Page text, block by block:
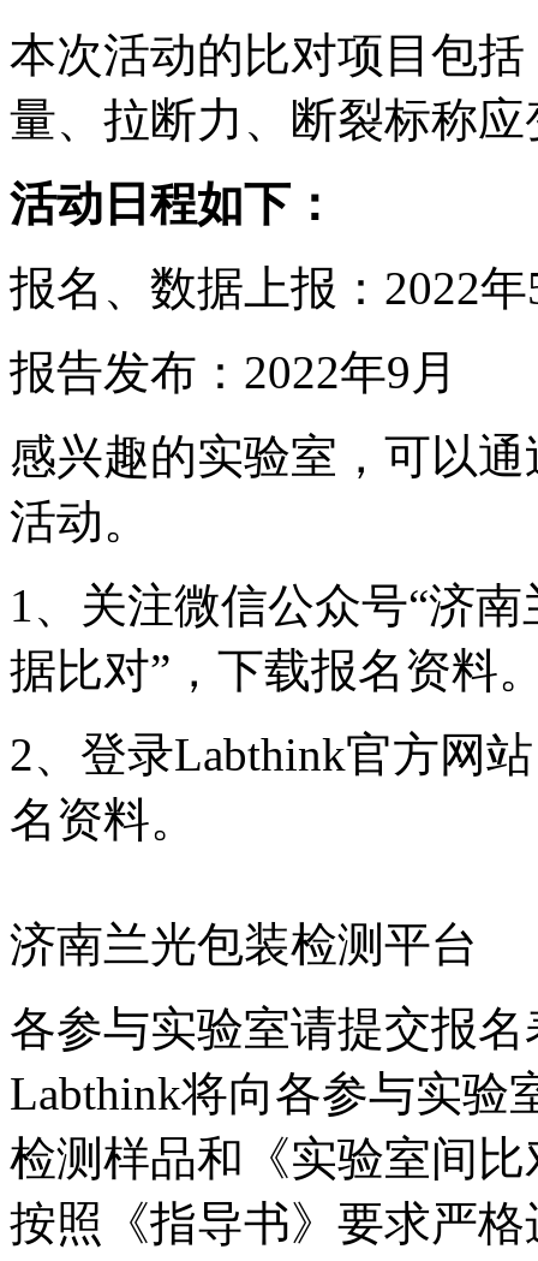
本次活动的比对项目包
量、拉断力、断裂标称应
活动日程如下：
报名、数据上报：2022
报告发布：2022年9月
感兴趣的实验室，可以
活动。
1、关注微信公众号“济
据比对”，下载报名资料
2、登录Labthink官方网
名资料。
济南兰光包装检测平台
各参与实验室请提交报名
Labthink将向各参与实验
检测样品和《实验室间
按照《指导书》要求严